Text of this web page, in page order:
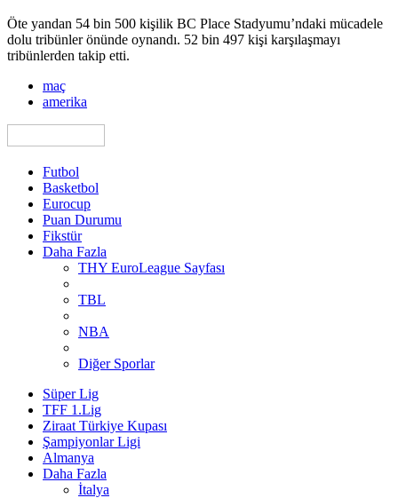
Öte yandan 54 bin 500 kişilik BC Place Stadyumu’ndaki mücadele
dolu tribünler önünde oynandı. 52 bin 497 kişi karşılaşmayı
tribünlerden takip etti.
maç
amerika
Futbol
Basketbol
Eurocup
Puan Durumu
Fikstür
Daha Fazla
THY EuroLeague Sayfası
TBL
NBA
Diğer Sporlar
Süper Lig
TFF 1.Lig
Ziraat Türkiye Kupası
Şampiyonlar Ligi
Almanya
Daha Fazla
İtalya